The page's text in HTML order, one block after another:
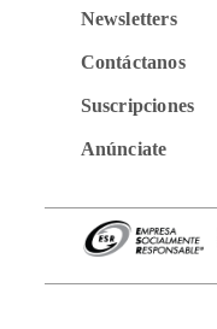
Newsletters
Contáctanos
Suscripciones
Anúnciate